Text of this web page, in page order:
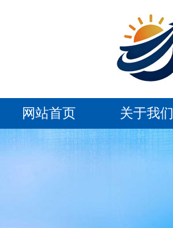
网站首页 关于我们